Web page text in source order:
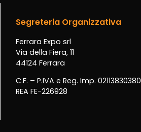
Segreteria Organizzativa
Ferrara Expo srl
Via della Fiera, 11
44124 Ferrara
C.F. – P.IVA e Reg. Imp. 02113830380
REA FE-226928